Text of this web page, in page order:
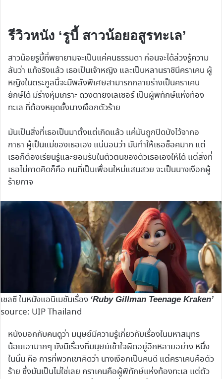
รีวิวหนัง ‘รูบี้ สาวน้อยอสูรทะเล’
สาวน้อยรูบี้ที่พยายามจะเป็นแค่คนธรรมดา ก่อนจะได้ล่วงรู้ความ
ลับว่า แท้จริงแล้ว เธอเป็นเจ้าหญิง และเป็นหลานราชินีคราเคน ผู้
หญิงในตระกูลนี้จะมีพลังพิเศษสามารถกลายร่างเป็นคราเคน
ยักษ์ได้ มีร่างหุ้มเกราะ ดวงตายิงเลเซอร์ เป็นผู้พิทักษ์แห่งท้อง
ทะเล ที่ต้องหยุดยั้งนางเงือกตัวร้าย
มันเป็นสิ่งที่เธอเป็นมาตั้งแต่เกิดแล้ว แค่มันถูกปิดบังไว้จากอ
กาธา ผู้เป็นแม่ของเธอเอง แน่นอนว่า มันทำให้เธอช็อคมาก แต่
เธอก็ต้องเรียนรู้และยอมรับในตัวตนของตัวเธอเองให้ได้ แต่สิ่งที่
เธอไม่คาดคิดก็คือ คนที่เป็นเพื่อนใหม่แสนสวย จะเป็นนางเงือกผู้
ร้ายกาจ
เชลซี ในหนังแอนิเมชันเรื่อง ‘Ruby Gillman Teenage Kraken’
source: UIP Thailand
หนังบอกกับคนดูว่า มนุษย์มีความรู้เกี่ยวกับเรื่องในมหาสมุทร
น้อยเอามากๆ ยังมีเรื่องที่มนุษย์เข้าใจผิดอยู่อีกหลายอย่าง หนึ่ง
ในนั้น คือ การที่พวกเขาคิดว่า นางเงือกเป็นคนดี แต่คราเคนคือตัว
ร้าย ซึ่งมันเป็นไม่ใช่เลย คราเคนคือผู้พิทักษ์แห่งท้องทะเล แต่ตัว